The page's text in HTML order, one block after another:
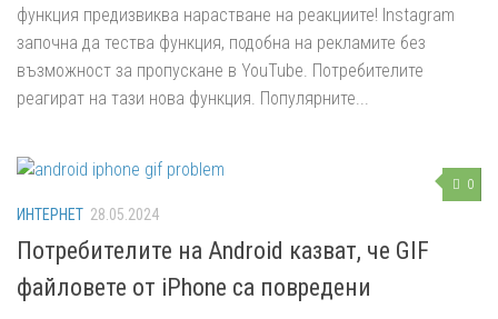
функция предизвиква нарастване на реакциите! Instagram
започна да тества функция, подобна на рекламите без
възможност за пропускане в YouTube. Потребителите
реагират на тази нова функция. Популярните...
0
ИНТЕРНЕТ 28.05.2024
Потребителите на Android казват, че GIF
файловете от iPhone са повредени